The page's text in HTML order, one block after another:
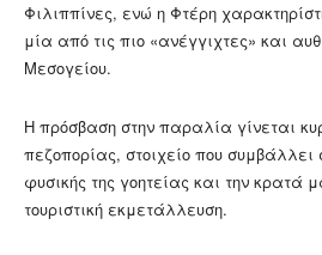
Φιλιππίνες, ενώ η Φτέρη
μία από τις πιο «ανέγγιχτες» και
Μεσογείου.
Η πρόσβαση στην παραλία γίνεται
πεζοπορίας, στοιχείο που συμβάλλει
φυσικής της γοητείας και την κρατά
τουριστική εκμετάλλευση.